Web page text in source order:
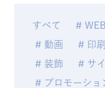
すべて WEB
動画
印刷
装飾
サ
プロモーショ